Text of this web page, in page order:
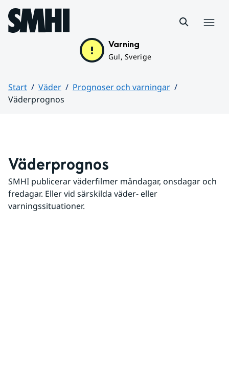
Hoppa till sidans innehåll
Varning
Gul, Sverige
Start Väder
Prognoser och varningar
Väderprognos
Väderprognos
SMHI publicerar väderfilmer måndagar, onsdagar och
fredagar. Eller vid särskilda väder- eller
varningssituationer.